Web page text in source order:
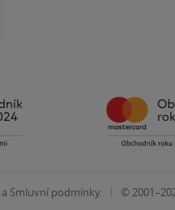
a Smluvní podmínky. | ©